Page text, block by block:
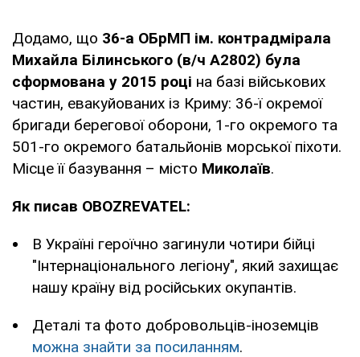
Додамо, що 36-а ОБрМП ім. контрадмірала
Михайла Білинського (в/ч А2802) була
сформована у 2015 році на базі військових
частин, евакуйованих із Криму: 36-ї окремої
бригади берегової оборони, 1-го окремого та
501-го окремого батальйонів морської піхоти.
Місце її базування – місто Миколаїв.
Як писав OBOZREVATEL:
В Україні героїчно загинули чотири бійці
"Інтернаціонального легіону", який захищає
нашу країну від російських окупантів.
Деталі та фото добровольців-іноземців
можна знайти за посиланням.